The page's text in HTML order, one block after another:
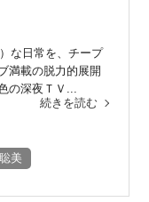
な日常を、チープ
満載の脱力的展開
の深夜ＴＶ...
続きを読む
美